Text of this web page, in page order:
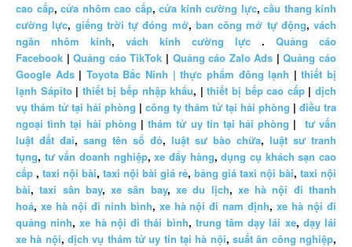
cao cấp, cửa nhôm cao cấp, cửa kính cường lực, cầu thang kính
cường lực, giếng trời tự đóng mở, ban công mở tự động, vách
ngăn nhôm kính, vách kính cường lực . Quảng cáo
Facebook |Quảng cáo TikTok | Quảng cáo Zalo Ads |Quảng cáo
Google Ads| Toyota Bắc Ninh | thực phẩm đông lạnh |thiết bị
lạnh Sápito | thiết bị bếp nhập khẩu, |thiết bị bếp cao cấp|dịch
vụ thám tử tại hải phòng | công ty thám tử tại hải phòng | điều tra
ngoại tình tại hải phòng |thám tử uy tín tại hải phòng | tư vấn
luật đất đai, sang tên sổ đỏ, luật sư bào chữa, luật sư tranh
tụng, tư vấn doanh nghiệp,xe đẩy hàng,dụng cụ khách sạn cao
cấp , taxi nội bài, taxi nội bài giá rẻ, bảng giá taxi nội bài, taxi nội
bài,taxi sân bay,xe sân bay,xe du lịch, xe hà nội đi thanh
hoá, xe hà nội đi ninh bình, xe hà nội đi nam định,xe hà nội đi
quảng ninh,xe hà nội đi thái bình, trung tâm dạy lái xe, dạy lái
xe hà nội,dịch vụ thám tử uy tín tại hà nội,suất ăn công nghiệp,